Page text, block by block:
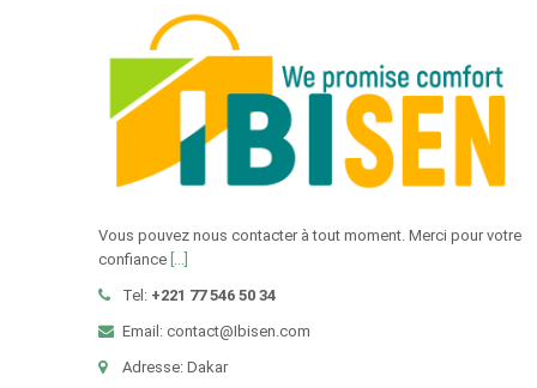
Vous pouvez nous contacter à tout moment. Merci pour votre
confiance [...]
Tel: +221 77 546 50 34
Email: contact@Ibisen.com
Adresse: Dakar